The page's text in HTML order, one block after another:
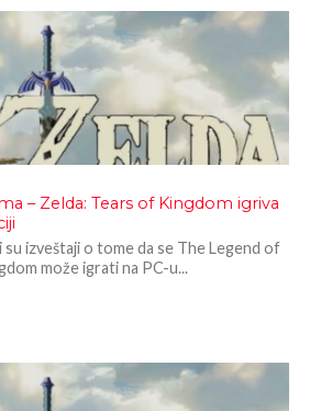
– Zelda: Tears of Kingdom igriva
su izveštaji o tome da se The Legend of
može igrati na PC-u...